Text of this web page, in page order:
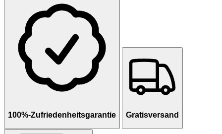
100%-Zufriedenheitsgarantie Gratisversand